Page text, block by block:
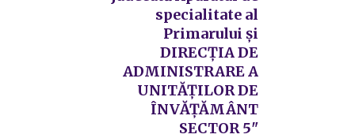
specialitate al
Primarului și
DIRECȚIA DE
ADMINISTRARE A
UNITĂȚILOR DE
ÎNVĂȚĂMÂNT
SECTOR 5"